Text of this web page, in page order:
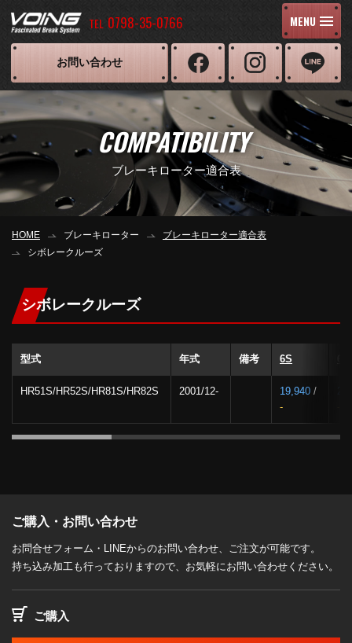
TEL 0798-35-0766 MENU
お問い合わせ
COMPATIBILITY
ブレーキローター適合表
HOME ブレーキローター
ブレーキローター適合表
シボレークルーズ
シボレークルーズ
型式 年式 備考 6S
HR51S/HR52S/HR81S/HR82S 2001/12- 19,940 /
-
ご購入・お問い合わせ
お問合せフォーム・LINEからのお問い合わせ、ご注文が可能です。
持ち込み加工も行っておりますので、お気軽にお問い合わせください。
ご購入